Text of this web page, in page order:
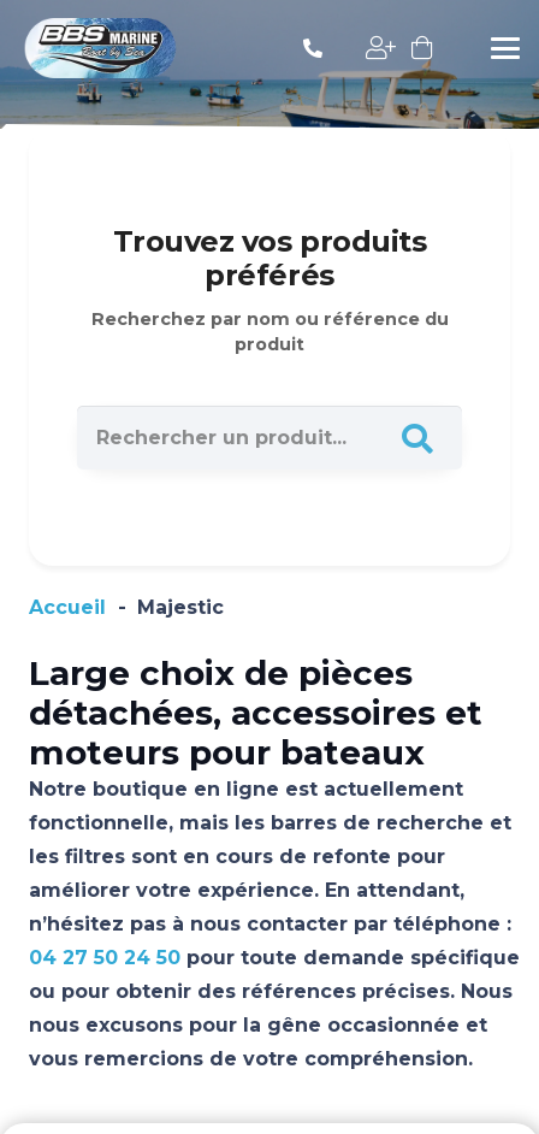
Trouvez vos produits
préférés
Recherchez par nom ou référence du
produit
Accueil - Majestic
Large choix de pièces
détachées, accessoires et
moteurs pour bateaux
Notre boutique en ligne est actuellement
fonctionnelle, mais les barres de recherche et
les filtres sont en cours de refonte pour
améliorer votre expérience. En attendant,
n’hésitez pas à nous contacter par téléphone :
04 27 50 24 50 pour toute demande spécifique
ou pour obtenir des références précises. Nous
nous excusons pour la gêne occasionnée et
vous remercions de votre compréhension.